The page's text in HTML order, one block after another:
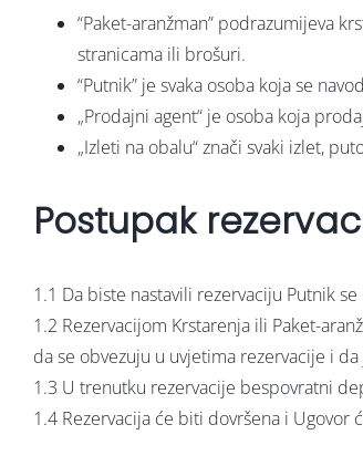
“Paket-aranžman” podrazumijeva
stranicama ili brošuri.
“Putnik” je svaka osoba koja se
„Prodajni agent“ je osoba koja
„Izleti na obalu“ znači svaki izlet,
Postupak
1.1 Da biste nastavili rezervaciju Putnik
1.2 Rezervacijom Krstarenja ili Paket-
da se obvezuju u uvjetima rezervacije i
1.3 U trenutku rezervacije bespovratni
1.4 Rezervacija će biti dovršena i